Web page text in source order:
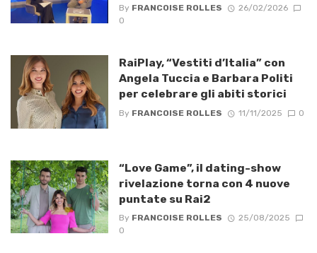
By FRANCOISE ROLLES
26/02/2026
0
RaiPlay, “Vestiti d’Italia” con
Angela Tuccia e Barbara Politi
per celebrare gli abiti storici
By FRANCOISE ROLLES 11/11/2025 0
“Love Game”, il dating-show
rivelazione torna con 4 nuove
puntate su Rai2
By FRANCOISE ROLLES
25/08/2025
0